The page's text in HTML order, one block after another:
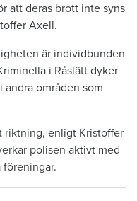
att deras brott inte syns
Axell.
är individbunden
i Råslätt dyker
områden som
riktning, enligt Kristoffer
polisen aktivt med